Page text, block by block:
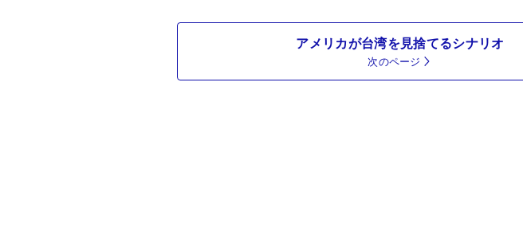
アメリカが台湾を見捨てるシナリオ
次のページ